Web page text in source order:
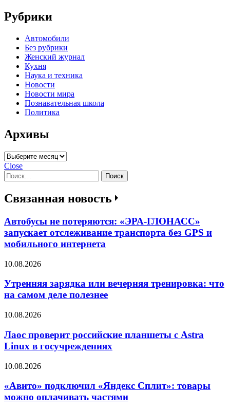
Рубрики
Автомобили
Без рубрики
Женский журнал
Кухня
Наука и техника
Новости
Новости мира
Познавательная школа
Политика
Архивы
Архивы
Close
Найти:
Связанная новость
Автобусы не потеряются: «ЭРА-ГЛОНАСС»
запускает отслеживание транспорта без GPS и
мобильного интернета
10.08.2026
Утренняя зарядка или вечерняя тренировка: что
на самом деле полезнее
10.08.2026
Лаос проверит российские планшеты с Astra
Linux в госучреждениях
10.08.2026
«Авито» подключил «Яндекс Сплит»: товары
можно оплачивать частями